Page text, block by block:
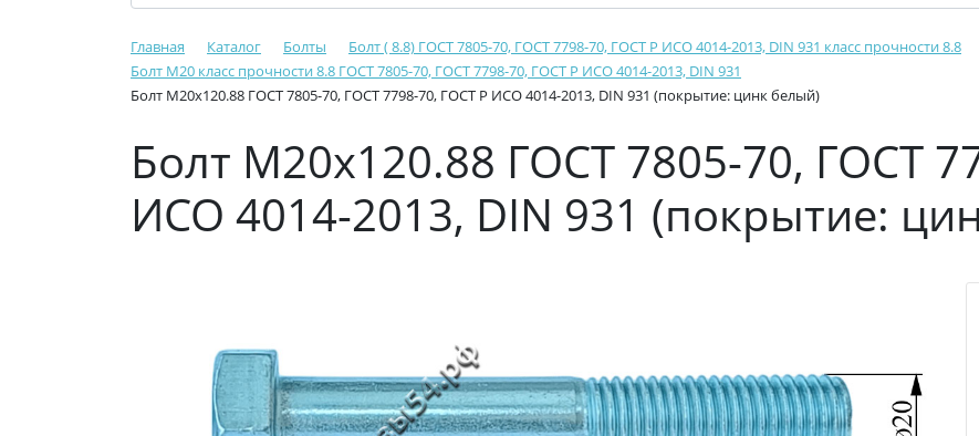
Главная Каталог Болты
Болт ( 8.8) ГОСТ 7805-70, ГОСТ 7798-70, ГОСТ Р ИСО 4014-2013, DIN 931 класс прочности 8.8
Болт М20 класс прочности 8.8 ГОСТ 7805-70, ГОСТ 7798-70, ГОСТ Р ИСО 4014-2013, DIN 931
Болт М20х120.88 ГОСТ 7805-70, ГОСТ 7798-70, ГОСТ Р ИСО 4014-2013, DIN 931 (покрытие: цинк белый)
Болт М20х120.88 ГОСТ 7805-70, ГОСТ
ИСО 4014-2013, DIN 931 (покрытие: